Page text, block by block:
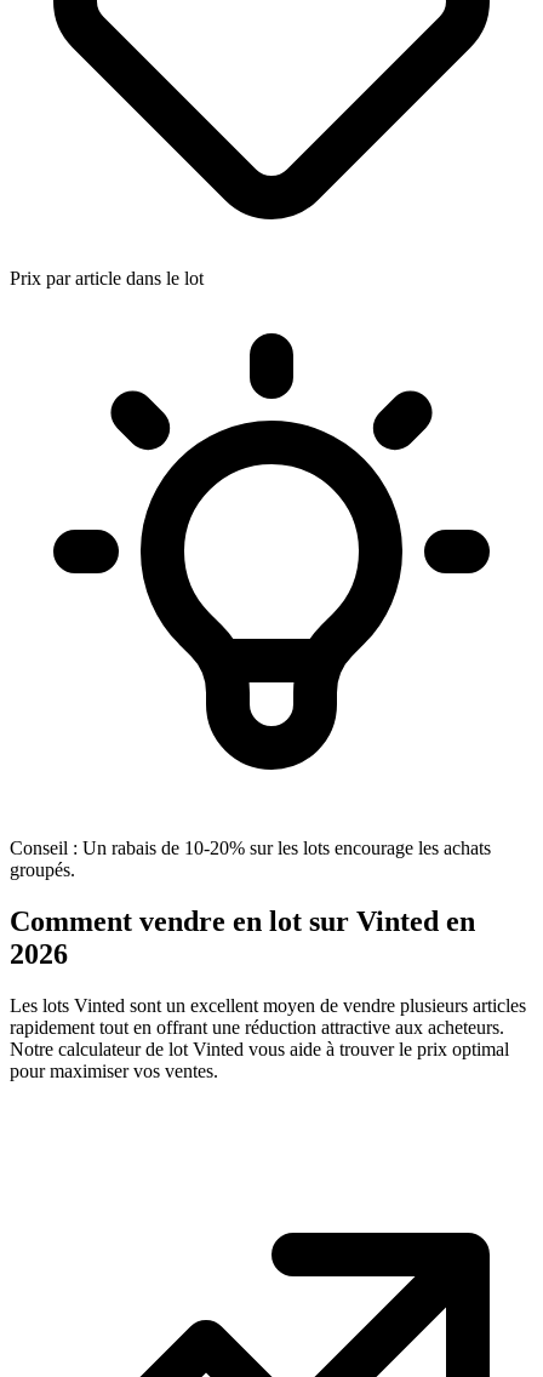
Prix par article dans le lot
Conseil : Un rabais de 10-20% sur les lots encourage les achats
groupés.
Comment vendre en lot sur Vinted en
2026
Les lots Vinted sont un excellent moyen de vendre plusieurs articles
rapidement tout en offrant une réduction attractive aux acheteurs.
Notre calculateur de lot Vinted vous aide à trouver le prix optimal
pour maximiser vos ventes.